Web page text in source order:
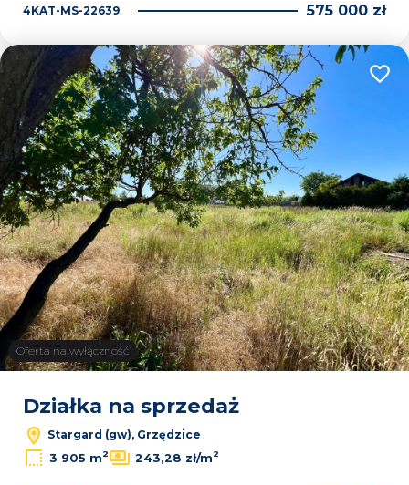
4KAT-MS-22639 575 000 zł
Oferta na wyłączność
Działka na sprzedaż
Stargard (gw), Grzędzice
3 905 m2 243,28 zł/m2